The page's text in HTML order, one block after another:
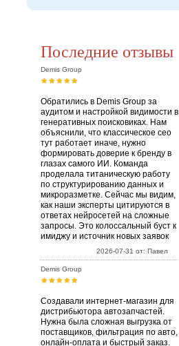
Последние отзывы
Demis Group
Обратились в Demis Group за
аудитом и настройкой видимости в
генеративных поисковиках. Нам
объяснили, что классическое сео
тут работает иначе, нужно
формировать доверие к бренду в
глазах самого ИИ. Команда
проделала титаническую работу
по структурированию данных и
микроразметке. Сейчас мы видим,
как наши эксперты цитируются в
ответах нейросетей на сложные
запросы. Это колоссальный буст к
имиджу и источник новых заявок
2026-07-31 от: Павел
Demis Group
Создавали интернет-магазин для
дистрибьютора автозапчастей.
Нужна была сложная выгрузка от
поставщиков, фильтрация по авто,
онлайн-оплата и быстрый заказ.